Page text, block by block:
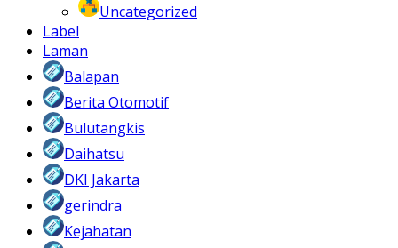
Uncategorized
Label
Laman
Balapan
Berita Otomotif
Bulutangkis
Daihatsu
DKI Jakarta
gerindra
Kejahatan